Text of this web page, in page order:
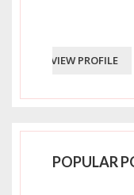
VIEW PROFILE
POPULAR